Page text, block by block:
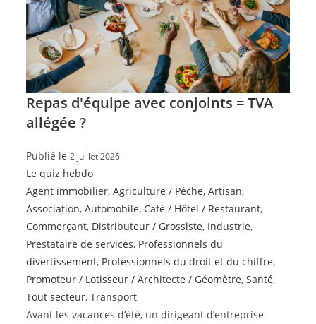
Repas d'équipe avec conjoints = TVA
allégée ?
Publié le2 juillet 2026
Le quiz hebdo
Agent immobilier,Agriculture / Pêche,Artisan,
Association,Automobile, Café / Hôtel / Restaurant,
Commerçant, Distributeur / Grossiste, Industrie,
Prestataire de services, Professionnels du
divertissement, Professionnels du droit et du chiffre,
Promoteur / Lotisseur / Architecte / Géomètre,Santé,
Tout secteur,Transport
Avant les vacances d’été, un dirigeant d’entreprise